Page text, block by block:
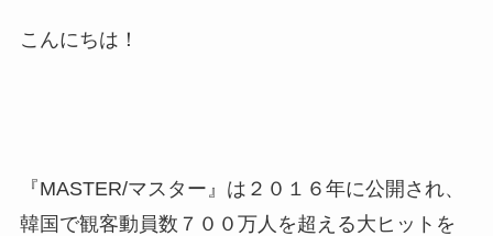
こんにちは！
『MASTER/マスター』は２０１６年に公開され、
韓国で観客動員数７００万人を超える大ヒットを